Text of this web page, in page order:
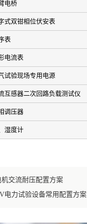
电桥
式双钳相位伏安表
表
电流表
试验现场专用电源
互感器二次回路负载测试仪
调压器
湿度计
机交流耐压配置方案
电力试验设备常用配置方案